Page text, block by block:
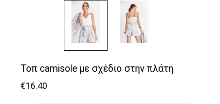
Τοπ camisole με σχέδιο στην πλάτη
€16.40